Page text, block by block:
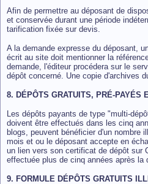
Afin de permettre au déposant de
et conservée durant une période
tarification fixée sur devis.
A la demande expresse du déposant,
écrit au site doit mentionner la
demande, l'éditeur procédera sur le
dépôt concerné. Une copie d'archives
8. DÉPÔTS GRATUITS, PRÉ-PAYÉS
Les dépôts payants de type "multi-
doivent être effectués dans les cinq
blogs, peuvent bénéficier d'un nombre
mois et ou le déposant accepte en
un lien vers son certificat de dépôt sur
effectuée plus de cinq années après
9. FORMULE DÉPÔTS GRATUITS